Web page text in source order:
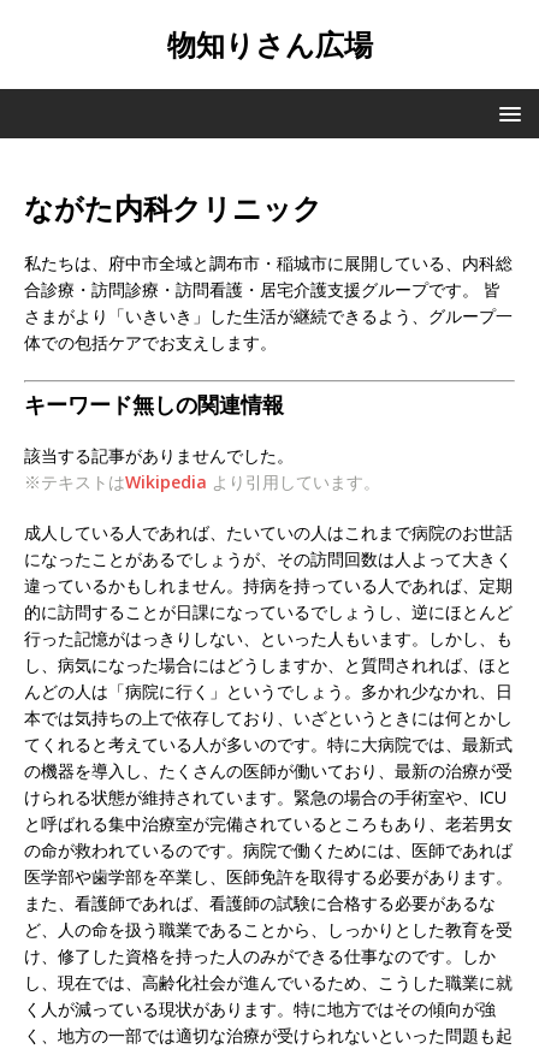
物知りさん広場
ながた内科クリニック
私たちは、府中市全域と調布市・稲城市に展開している、内科総
合診療・訪問診療・訪問看護・居宅介護支援グループです。 皆
さまがより「いきいき」した生活が継続できるよう、グループ一
体での包括ケアでお支えします。
キーワード無しの関連情報
該当する記事がありませんでした。
※テキストはWikipedia より引用しています。
成人している人であれば、たいていの人はこれまで病院のお世話
になったことがあるでしょうが、その訪問回数は人よって大きく
違っているかもしれません。持病を持っている人であれば、定期
的に訪問することが日課になっているでしょうし、逆にほとんど
行った記憶がはっきりしない、といった人もいます。しかし、も
し、病気になった場合にはどうしますか、と質問されれば、ほと
んどの人は「病院に行く」というでしょう。多かれ少なかれ、日
本では気持ちの上で依存しており、いざというときには何とかし
てくれると考えている人が多いのです。特に大病院では、最新式
の機器を導入し、たくさんの医師が働いており、最新の治療が受
けられる状態が維持されています。緊急の場合の手術室や、ICU
と呼ばれる集中治療室が完備されているところもあり、老若男女
の命が救われているのです。病院で働くためには、医師であれば
医学部や歯学部を卒業し、医師免許を取得する必要があります。
また、看護師であれば、看護師の試験に合格する必要があるな
ど、人の命を扱う職業であることから、しっかりとした教育を受
け、修了した資格を持った人のみができる仕事なのです。しか
し、現在では、高齢化社会が進んでいるため、こうした職業に就
く人が減っている現状があります。特に地方ではその傾向が強
く、地方の一部では適切な治療が受けられないといった問題も起